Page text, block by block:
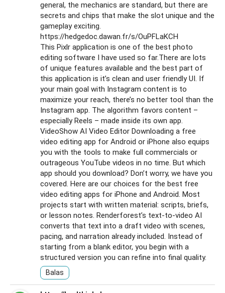
general, the mechanics are standard, but there are
secrets and chips that make the slot unique and the
gameplay exciting.
https://hedgedoc.dawan.fr/s/OuPFLaKCH
This Pixlr application is one of the best photo
editing software I have used so far.There are lots
of unique features available and the best part of
this application is it’s clean and user friendly UI. If
your main goal with Instagram content is to
maximize your reach, there’s no better tool than the
Instagram app. The algorithm favors content –
especially Reels – made inside its own app.
VideoShow AI Video Editor Downloading a free
video editing app for Android or iPhone also equips
you with the tools to make full commercials or
outrageous YouTube videos in no time. But which
app should you download? Don’t worry, we have you
covered. Here are our choices for the best free
video editing apps for iPhone and Android. Most
projects start with written material: scripts, briefs,
or lesson notes. Renderforest’s text-to-video AI
converts that text into a draft video with scenes,
pacing, and narration already included. Instead of
starting from a blank editor, you begin with a
structured version you can refine into final quality.
Balas